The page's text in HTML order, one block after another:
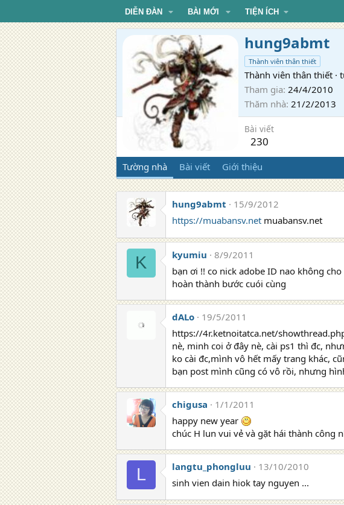
DIỄN ĐÀN BÀI MỚI TIỆN ÍCH
hung9abmt
Thành viên thân thiết
Thành viên thân thiết ·
Tham gia 24/4/2010
Thăm nhà 21/2/2013
Bài viết
230
Tường nhà Bài viết Giới thiệu
hung9abmt
15/9/2012
https://muabansv.net muabansv.net
K kyumiu
8/9/2011
bạn ơi !! co nick adobe ID nao không
hoàn thành bước cuói cùng
dALo
19/5/2011
https://4r.ketnoitatca.net/
nè, minh coi ở đây nè, cài ps1 thì đc,
ko cài đc,mình vô hết mấy trang khác,
bạn post mình cũng có vô rồi, nhưng
chigusa
1/1/2011
happy new year
chúc H lun vui vẻ và gặt hái thành công
L langtu_phongluu
13/10/2010
sinh vien dain hiok tay nguyen ...